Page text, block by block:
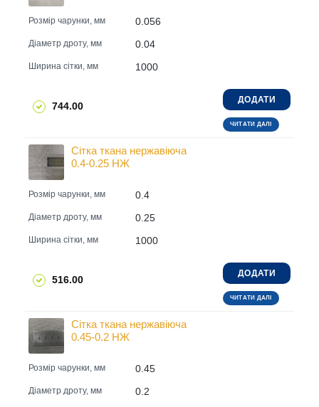
Розмір чарунки, мм 0.056
Діаметр дроту, мм 0.04
Ширина сітки, мм 1000
744.00
ДОДАТИ
ЧИТАТИ ДАЛІ
Сітка ткана нержавіюча
0.4-0.25 НЖ
Розмір чарунки, мм 0.4
Діаметр дроту, мм 0.25
Ширина сітки, мм 1000
516.00
ДОДАТИ
ЧИТАТИ ДАЛІ
Сітка ткана нержавіюча
0.45-0.2 НЖ
Розмір чарунки, мм 0.45
Діаметр дроту, мм 0.2